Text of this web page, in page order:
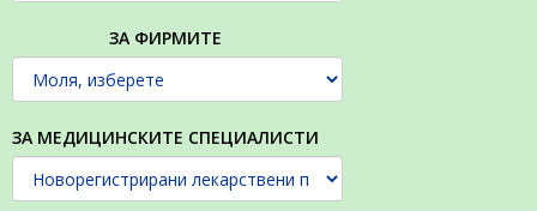
ЗА ФИРМИТЕ
ЗА МЕДИЦИНСКИТЕ СПЕЦИАЛИСТИ